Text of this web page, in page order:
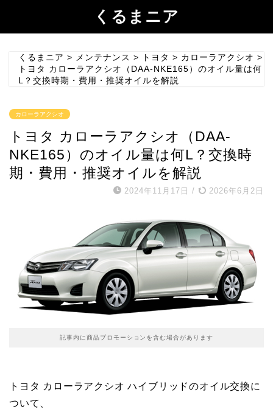
くるまニア
くるまニア > メンテナンス > トヨタ > カローラアクシオ >
トヨタ カローラアクシオ（DAA-NKE165）のオイル量は何
L？交換時期・費用・推奨オイルを解説
カローラアクシオ
トヨタ カローラアクシオ（DAA-
NKE165）のオイル量は何L？交換時
期・費用・推奨オイルを解説
2024年11月17日 / 2026年6月2日
記事内に商品プロモーションを含む場合があります
トヨタ カローラアクシオ ハイブリッドのオイル交換に
ついて、